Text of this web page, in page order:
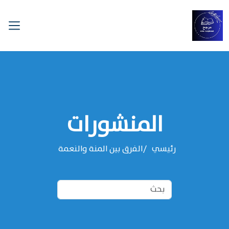
المنشورات
رئيسي الفرق بين المنة والنعمة